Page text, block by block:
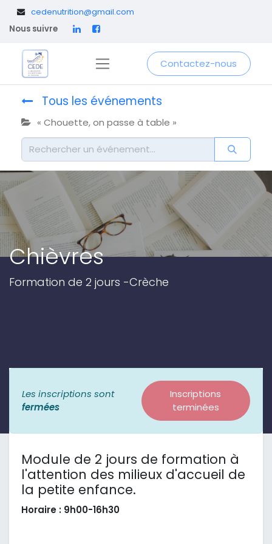
cedenutrition@gmail.com
Nous suivre
Contactez-nous
Tous les événements
« Chouette, on passe à table »
Chièvres
Formation de 2 jours -Crèche
Les inscriptions sont
fermées
Inscriptions
terminées
Module de 2 jours de formation à
l'attention des milieux d'accueil de
la petite enfance.
Horaire : 9h00-16h30